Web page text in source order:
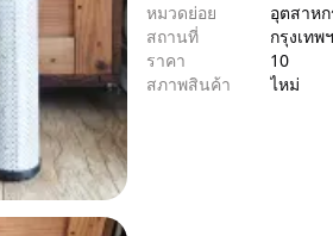
หมวดย่อย
อุตสาห
สถานที่
กรุงเทพ
ราคา
10
สภาพสินค้า
ไหม่